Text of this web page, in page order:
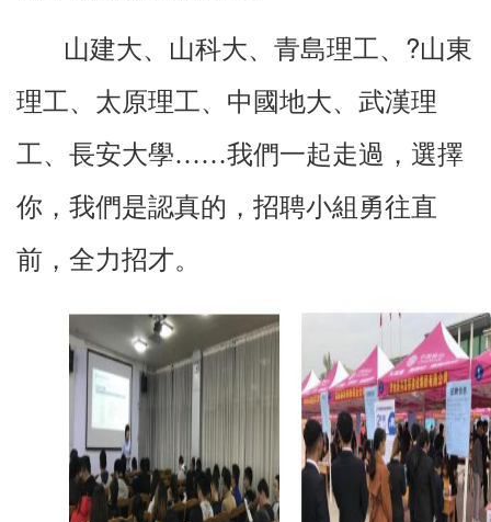
山建大、山科大、青島理工、 ?山東
理工、太原理工、中國地大、武漢理
工、長安大學……我們一起走過，選擇
你，我們是認真的，招聘小組勇往直
前，全力招才。